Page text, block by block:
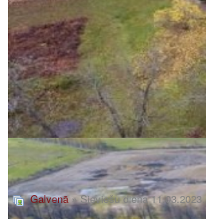
Galvenā» Sieviešu diena 11.03.2023.